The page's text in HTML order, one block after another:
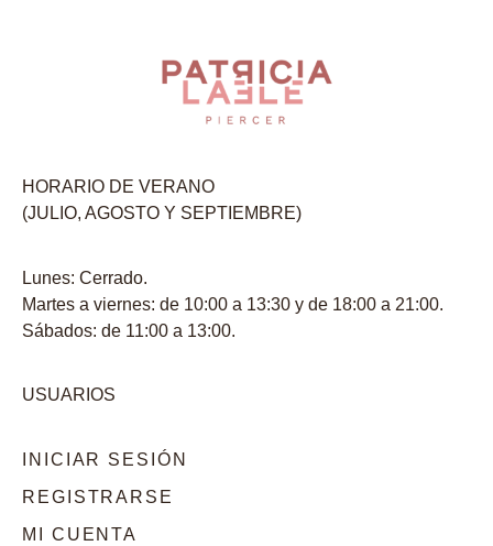
HORARIO DE VERANO
(JULIO, AGOSTO Y SEPTIEMBRE)
Lunes: Cerrado.
Martes a viernes: de 10:00 a 13:30 y de 18:00 a 21:00.
Sábados: de 11:00 a 13:00.
USUARIOS
INICIAR SESIÓN
REGISTRARSE
MI CUENTA